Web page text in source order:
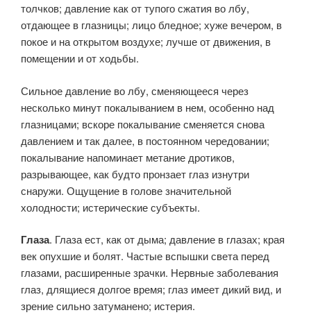
толчков; давление как от тупого сжатия во лбу,
отдающее в глазницы; лицо бледное; хуже вечером, в
покое и на открытом воздухе; лучше от движения, в
помещении и от ходьбы.
Сильное давление во лбу, сменяющееся через
несколько минут покалыванием в нем, особенно над
глазницами; вскоре покалывание сменяется снова
давлением и так далее, в постоянном чередовании;
покалывание напоминает метание дротиков,
разрывающее, как будто пронзает глаз изнутри
снаружи. Ощущение в голове значительной
холодности; истерические субъекты.
Глаза. Глаза ест, как от дыма; давление в глазах; края
век опухшие и болят. Частые вспышки света перед
глазами, расширенные зрачки. Нервные заболевания
глаз, длящиеся долгое время; глаз имеет дикий вид, и
зрение сильно затуманено; истерия.